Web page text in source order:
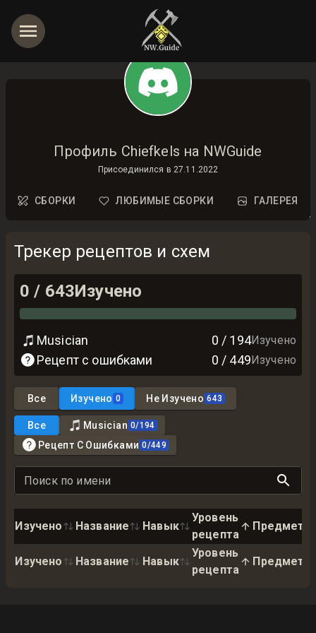
Профиль Chiefkels на NWGuide
Присоединился в 27.11.2022
СБОРКИ ЛЮБИМЫЕ СБОРКИ ГАЛЕРЕЯ
Трекер рецептов и схем
0 / 643Изучено
Musician 0 / 194Изучено
Рецепт с ошибками 0 / 449Изучено
Все Изучено 0 Не Изучено 643
Все Musician 0/194
Рецепт С Ошибками 0/449
Поиск по имени
Изучено Название Навык
Уровень
рецепта
Предмет
Изучено Название Навык
Уровень
рецепта
Предмет